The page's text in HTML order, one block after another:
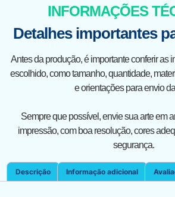
INFORMAÇÕES
Detalhes importantes
Antes da produção, é importante conferir as
escolhido, como tamanho, quantidade,
e orientações para envio
Sempre que possível, envie sua arte em
impressão, com boa resolução, cores
segurança.
Descrição Informação adicional